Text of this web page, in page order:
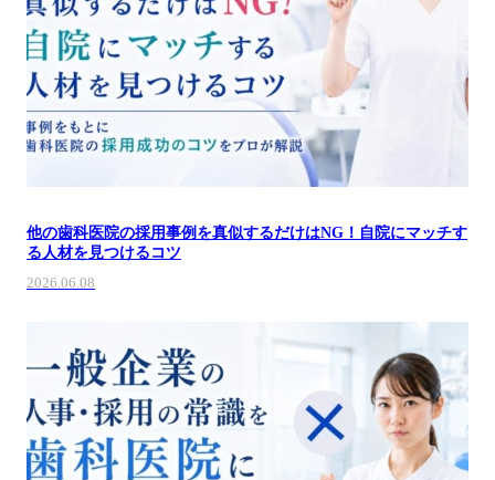
他の歯科医院の採用事例を真似するだけはNG！自院にマッチす
る人材を見つけるコツ
2026.06.08